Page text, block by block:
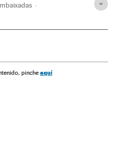
Latina
pinche aquí